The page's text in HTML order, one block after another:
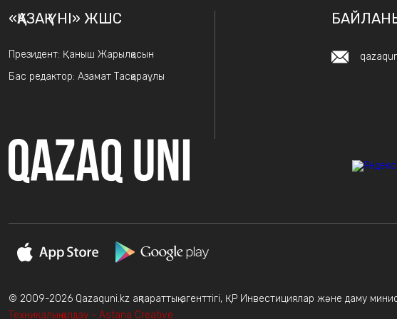
«ҚАЗАҚ ҮНІ» ЖШС
Президент: Қаныш Жарылқасын
Бас редактор: Азамат Тасқараұлы
© 2009-2026 Qazaquni.kz ақпараттық агенттігі, ҚР Инвестициялар және даму
Техникалық қолдау - Astana Creative